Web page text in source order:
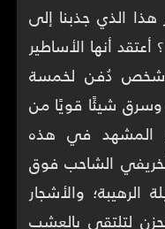
الذي جذبنا إلى
أنها الأساطير
شخص دُفن لخمسة
شيئًا قويًا من
المشهد في هذه
الشاحب فوق
الرهيبة؛ والأشجار
لتلتقي بالعشب